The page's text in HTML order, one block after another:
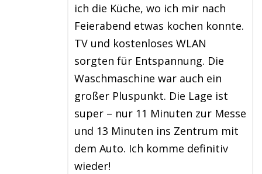
ich die Küche, wo ich mir nach
Feierabend etwas kochen konnte.
TV und kostenloses WLAN
sorgten für Entspannung. Die
Waschmaschine war auch ein
großer Pluspunkt. Die Lage ist
super – nur 11 Minuten zur Messe
und 13 Minuten ins Zentrum mit
dem Auto. Ich komme definitiv
wieder!